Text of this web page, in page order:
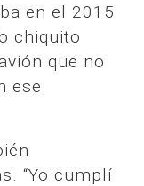
en el 2015
chiquito
que no
ese
“Yo cumplí